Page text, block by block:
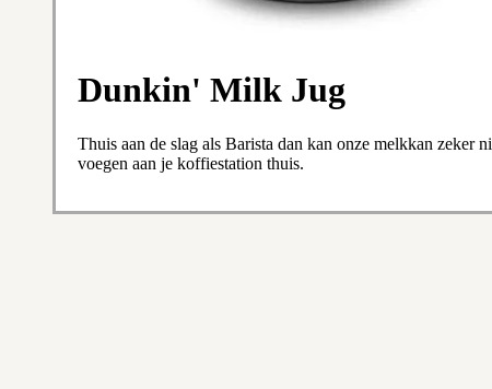
Dunkin' Milk Jug
Thuis aan de slag als Barista dan kan onze melkkan zeker
voegen aan je koffiestation thuis.